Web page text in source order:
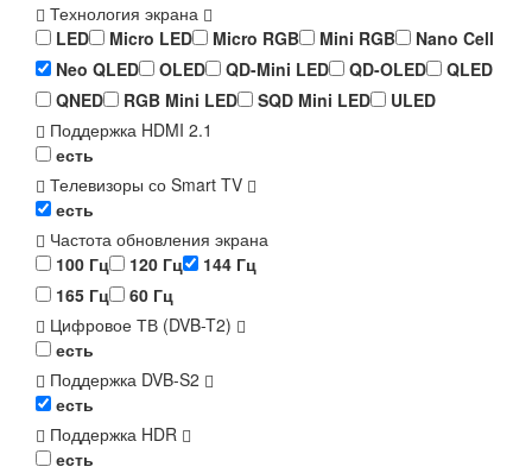
Технология экрана
LED
Micro LED Micro RGB Mini RGB
Nano Cell
Neo QLED
OLED QD-Mini LED QD-OLED
QLED
QNED
RGB Mini LED SQD Mini LED
ULED
Поддержка HDMI 2.1
есть
Телевизоры со Smart TV
есть
Частота обновления экрана
100 Гц
120 Гц
144 Гц
165 Гц
60 Гц
Цифровое ТВ (DVB-T2)
есть
Поддержка DVB-S2
есть
Поддержка HDR
есть